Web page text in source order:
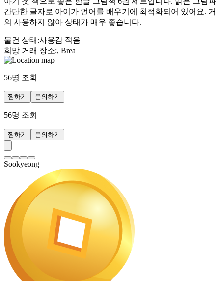
간단한 글자로 아이가 언어를 배우기에 최적화되어 있어요. 거
의 사용하지 않아 상태가 매우 좋습니다.
물건 상태 :사용감 적음
희망 거래 장소:, Brea
56명 조회
찜하기 문의하기
56명 조회
찜하기 문의하기
Sookyeong